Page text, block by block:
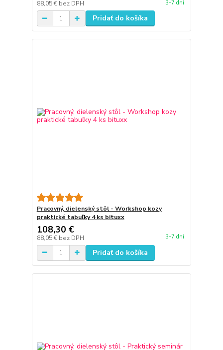
88,05 € bez DPH 3-7 dni
Pridať do košíka
Pracovný, dielenský stôl - Workshop kozy
praktické tabuľky 4 ks bituxx
108,30 €
88,05 € bez DPH 3-7 dni
Pridať do košíka